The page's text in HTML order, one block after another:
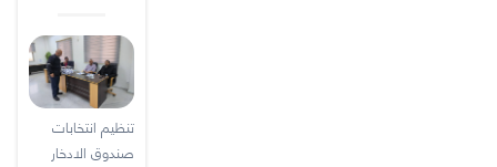
تنظيم انتخابات
صندوق الادخار